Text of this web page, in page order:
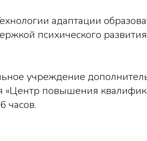
адаптации
психического
учреждение
«Центр повышения
часов.